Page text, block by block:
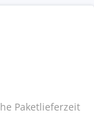
Paketlieferzeit